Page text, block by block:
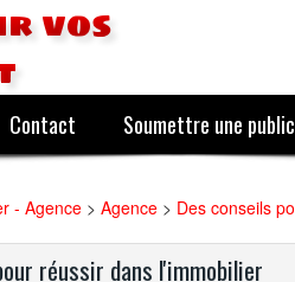
vos
Contact Soumettre une
- Agence > Agence > Des conseils
réussir dans l'immobilier